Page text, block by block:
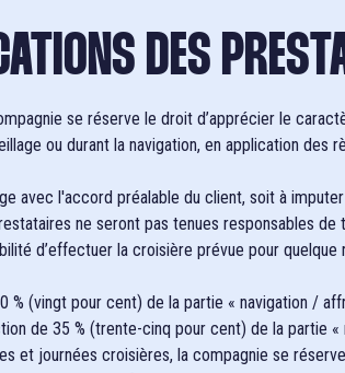
DES
se réserve le droit d’apprécier le
ou durant la navigation, en application
avec l'accord préalable du client, soit à
ne seront pas tenues responsables
d’effectuer la croisière prévue pour
(vingt pour cent) de la partie « navigation /
de 35 % (trente-cinq pour cent) de la partie
et journées croisières, la compagnie se